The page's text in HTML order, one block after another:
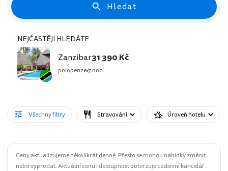
Hledat
NEJČASTĚJI HLEDÁTE
Zanzibar31 390 Kč
polopenze7 nocí
Všechny filtry Stravování Úroveň hotelu
Ceny aktualizujeme několikrát denně. Přesto se mohou nabídky změnit
nebo vyprodat. Aktuální cenu i dostupnost potvrzuje cestovní kancelář.